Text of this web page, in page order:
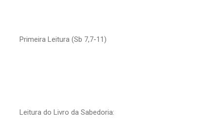
Primeira Leitura (Sb 7,7-11)
Leitura do Livro da Sabedoria: